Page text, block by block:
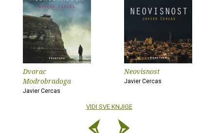
Dvorac
Modrobradoga
Javier Cercas
Neovisnost
Javier Cercas
VIDI SVE KNJIGE